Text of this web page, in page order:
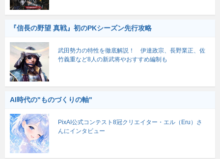
『信長の野望 真戦』初のPKシーズン先行攻略
武田勢力の特性を徹底解説！ 伊達政宗、長野業正、佐
竹義重など8人の新武将やおすすめ編制も
AI時代の"ものづくりの軸"
PixAI公式コンテスト8冠クリエイター・エル（Eru）さ
んにインタビュー